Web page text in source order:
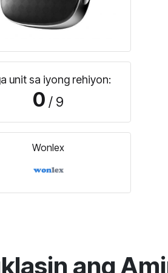
unit sa iyong rehiyon:
0 / 9
Wonlex
ang